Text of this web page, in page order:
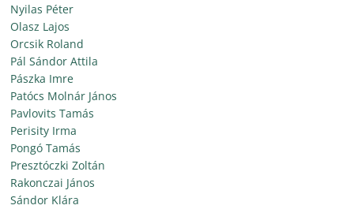
Nyilas Péter
Olasz Lajos
Orcsik Roland
Pál Sándor Attila
Pászka Imre
Patócs Molnár János
Pavlovits Tamás
Perisity Irma
Pongó Tamás
Presztóczki Zoltán
Rakonczai János
Sándor Klára